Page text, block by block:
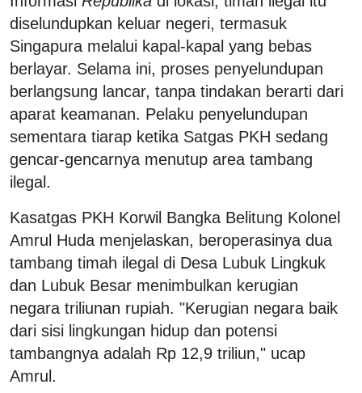
diselundupkan keluar negeri, termasuk
Singapura melalui kapal-kapal yang bebas
berlayar. Selama ini, proses penyelundupan
berlangsung lancar, tanpa tindakan berarti dari
aparat keamanan. Pelaku penyelundupan
sementara tiarap ketika Satgas PKH sedang
gencar-gencarnya menutup area tambang
ilegal.
Kasatgas PKH Korwil Bangka Belitung Kolonel
Amrul Huda menjelaskan, beroperasinya dua
tambang timah ilegal di Desa Lubuk Lingkuk
dan Lubuk Besar menimbulkan kerugian
negara triliunan rupiah. "Kerugian negara baik
dari sisi lingkungan hidup dan potensi
tambangnya adalah Rp 12,9 triliun," ucap
Amrul.